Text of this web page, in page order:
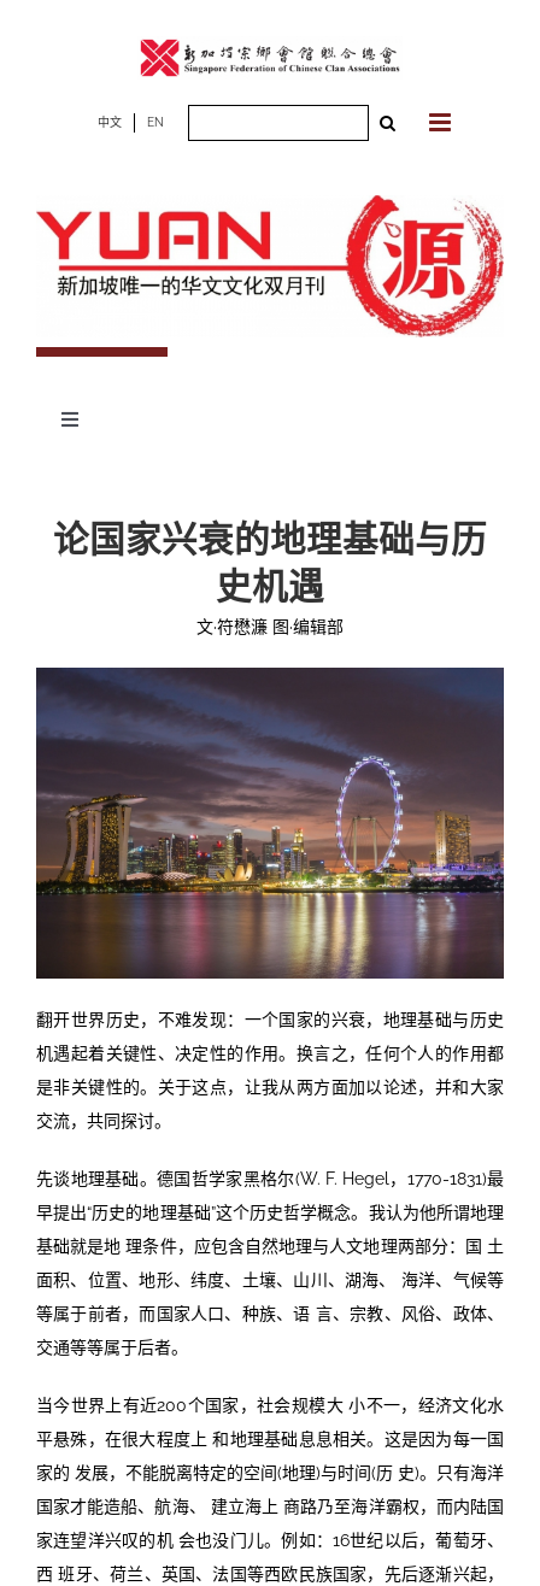
中文 EN
Toggle
人物
杂志期数
180期
178期
177期
“本土文学”栏目征稿
《源》杂志简介
联系我们
论国家兴衰的地理基础与历
史机遇
文·符懋濂 图·编辑部
翻开世界历史，不难发现：一个国家的兴衰，地理基础与历史
机遇起着关键性、决定性的作用。换言之，任何个人的作用都
是非关键性的。关于这点，让我从两方面加以论述，并和大家
交流，共同探讨。
先谈地理基础。德国哲学家黑格尔(W. F. Hegel，1770-1831)最
早提出“历史的地理基础”这个历史哲学概念。我认为他所谓地理
基础就是地 理条件，应包含自然地理与人文地理两部分：国 土
面积、位置、地形、纬度、土壤、山川、湖海、 海洋、气候等
等属于前者，而国家人口、种族、语 言、宗教、风俗、政体、
交通等等属于后者。
当今世界上有近200个国家，社会规模大 小不一，经济文化水
平悬殊，在很大程度上 和地理基础息息相关。这是因为每一国
家的 发展，不能脱离特定的空间(地理)与时间(历 史)。只有海洋
国家才能造船、航海、 建立海上 商路乃至海洋霸权，而内陆国
家连望洋兴叹的机 会也没门儿。例如：16世纪以后，葡萄牙、
西 班牙、荷兰、英国、法国等西欧民族国家，先后逐渐兴起，